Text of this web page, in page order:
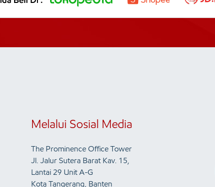
Melalui Sosial Media
The Prominence Office Tower
Jl. Jalur Sutera Barat Kav. 15,
Lantai 29 Unit A-G
Kota Tangerang, Banten